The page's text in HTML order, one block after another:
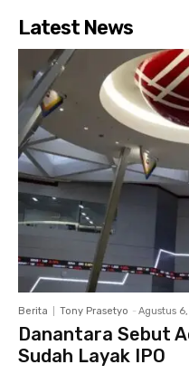
Latest News
Berita Tony Prasetyo - Agustus
Danantara Sebut
Sudah Layak IPO